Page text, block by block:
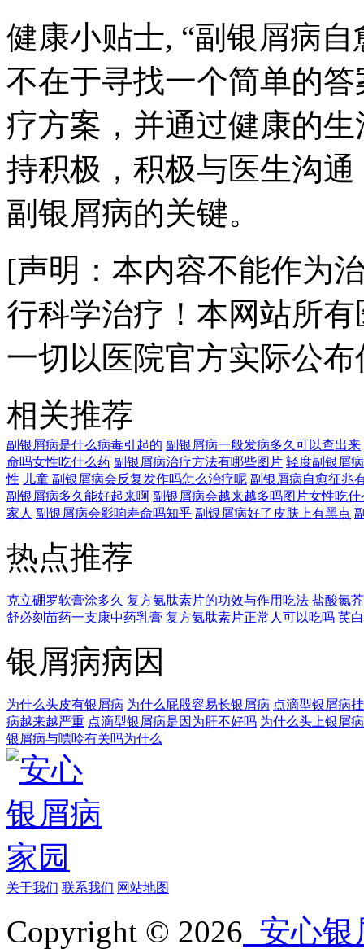
健康小贴士, “副银屑病
不在于寻找一个简单的
疗方案，并通过健康的
持积极，积极与医生沟
副银屑病的关键。
[声明：本内容不能作为
行科学治疗！本网站所
一切以医院官方实际公
相关推荐
副银屑病是什么病毒引起的 副银屑病一般发病多久可以查出来
命吗女性吃什么药 副银屑病治疗方法有哪些图片 轻度副银屑
性 儿童 副银屑病会反复发作吗怎么治疗呢 副银屑病自愈征兆
副银屑病多久能好起来啊 副银屑病会越来越多吗图片女性吃什
家人 副银屑病会影响寿命吗知乎 副银屑病好了皮肤上有黑点
热点推荐
克立硼罗软膏涂多久 复方氨肽素片的功效与作用吃法 盐酸氮
舒必刻苗药一支康中药乳膏 复方氨肽素片正常人可以吃吗 芪
银屑病病因
为什么头皮有银屑病 为什么屁股容易长银屑病 点滴型银屑病
病越来越严重 点滴型银屑病是因为肝不好吗 为什么头上银屑
银屑病与嘌呤有关吗为什么
关于我们 联系我们 网站地图
Copyright © 2026 安心银